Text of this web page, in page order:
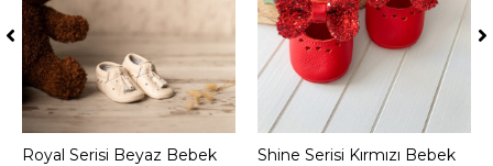
Sepete Ekle
Royal Serisi Beyaz Bebek
Sepete Ekle
Shine Serisi Kırmızı Bebek